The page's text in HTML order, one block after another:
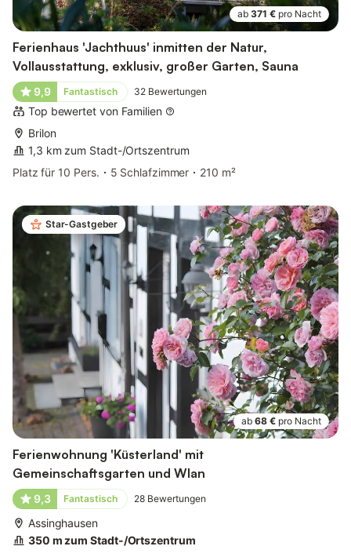
ab 371 € pro Nacht
Ferienhaus 'Jachthuus' inmitten der Natur,
Vollausstattung, exklusiv, großer Garten, Sauna
9,9 Fantastisch 32 Bewertungen
Top bewertet von Familien
Brilon
1,3 km zum Stadt-/Ortszentrum
Platz für 10 Pers.
5 Schlafzimmer 210 m²
Star-Gastgeber
ab 68 € pro Nacht
Ferienwohnung 'Küsterland' mit
Gemeinschaftsgarten und Wlan
9,3 Fantastisch 28 Bewertungen
Assinghausen
350 m zum Stadt-/Ortszentrum